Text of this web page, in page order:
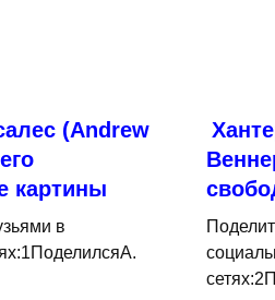
(Andrew
картины
в